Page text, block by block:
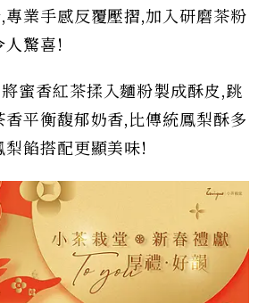
專業手感反覆壓摺,加入研磨茶粉
人驚喜!
將蜜香紅茶揉入麵粉製成酥皮,跳
平衡馥郁奶香,比傳統鳳梨酥多
餡搭配更顯美味!